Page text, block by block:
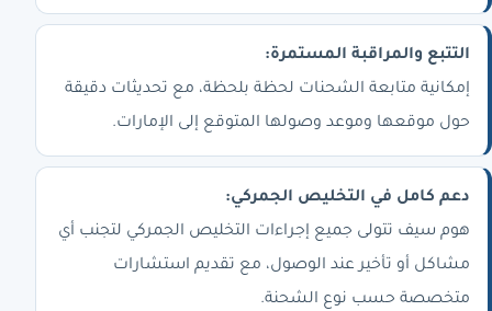
التتبع والمراقبة المستمرة:
إمكانية متابعة الشحنات لحظة بلحظة، مع تحديثات دقيقة
حول موقعها وموعد وصولها المتوقع إلى الإمارات.
دعم كامل في التخليص الجمركي:
هوم سيف تتولى جميع إجراءات التخليص الجمركي لتجنب أي
مشاكل أو تأخير عند الوصول، مع تقديم استشارات
متخصصة حسب نوع الشحنة.